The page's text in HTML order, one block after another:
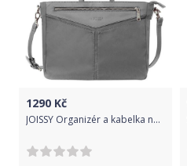
1290 Kč
JOISSY Organizér a kabelka na kočárek 2v1 ELEN, dark grey